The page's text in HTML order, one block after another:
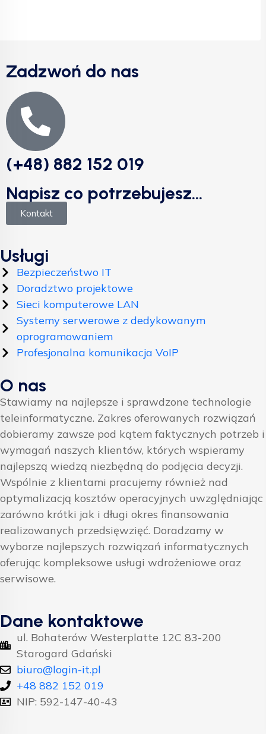
Zadzwoń do nas
(+48) 882 152 019
Napisz co potrzebujesz...
Kontakt
Usługi
Bezpieczeństwo IT
Doradztwo projektowe
Sieci komputerowe LAN
Systemy serwerowe z dedykowanym
oprogramowaniem
Profesjonalna komunikacja VoIP
O nas
Stawiamy na najlepsze i sprawdzone technologie
teleinformatyczne. Zakres oferowanych rozwiązań
dobieramy zawsze pod kątem faktycznych potrzeb i
wymagań naszych klientów, których wspieramy
najlepszą wiedzą niezbędną do podjęcia decyzji.
Wspólnie z klientami pracujemy również nad
optymalizacją kosztów operacyjnych uwzględniając
zarówno krótki jak i długi okres finansowania
realizowanych przedsięwzięć. Doradzamy w
wyborze najlepszych rozwiązań informatycznych
oferując kompleksowe usługi wdrożeniowe oraz
serwisowe.
Dane kontaktowe
ul. Bohaterów Westerplatte 12C 83-200
Starogard Gdański
biuro@login-it.pl
+48 882 152 019
NIP: 592-147-40-43